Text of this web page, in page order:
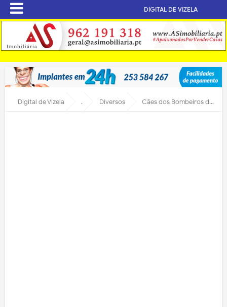
DIGITAL DE VIZELA
Digital de Vizela . Diversos Cães dos Bombeiros de Vizela requisitados para buscas por homem desaparecido